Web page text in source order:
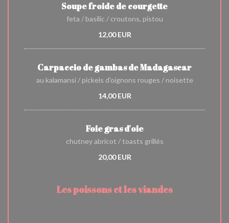
Soupe froide de courgette
feta / basilic / croutons, pistou
12,00 EUR
Carpaccio de gambas de Madagascar
au kalamansi / pickels d'oignons rouges / noisette
14,00 EUR
Foie gras d'oie
chutney abricot / toasts grillés
20,00 EUR
Les poissons et les viandes